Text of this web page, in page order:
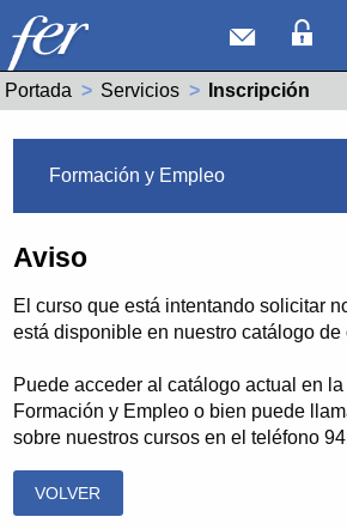
Correo
Portada Servicios Actual:
Inscripción
Formación y Empleo
Aviso
El curso que está intentando solicitar
está disponible en nuestro catálogo de
Puede acceder al catálogo actual en
Formación y Empleo o bien puede
sobre nuestros cursos en el teléfono
VOLVER